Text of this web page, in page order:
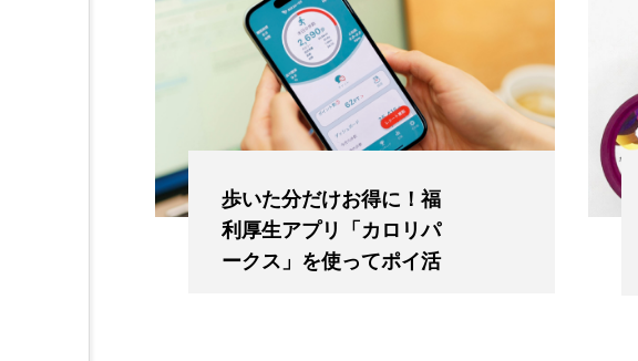
歩いた分だけお得に！福
利厚生アプリ「カロリパ
ークス」を使ってポイ活